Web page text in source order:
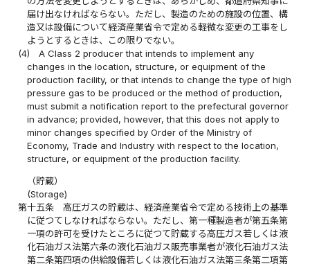
届け出なければならない。ただし、製造のための施設の位置、構
造又は設備について経済産業省令で定める軽微な変更の工事をし
ようとするときは、この限りでない。
(4)
A Class 2 producer that intends to implement any
changes in the location, structure, or equipment of the
production facility, or that intends to change the type of high
pressure gas to be produced or the method of production,
must submit a notification report to the prefectural governor
in advance; provided, however, that this does not apply to
minor changes specified by Order of the Ministry of
Economy, Trade and Industry with respect to the location,
structure, or equipment of the production facility.
（貯蔵）
(Storage)
第十五条
高圧ガスの貯蔵は、経済産業省令で定める技術上の基準
に従つてしなければならない。ただし、第一種製造者が第五条第
一項の許可を受けたところに従つて貯蔵する高圧ガス若しくは液
化石油ガス法第六条の液化石油ガス販売事業者が液化石油ガス法
第二条第四項の供給設備若しくは液化石油ガス法第三条第二項第